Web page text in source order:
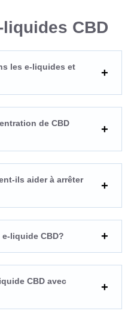
CBD
les e-liquides et
de CBD
ils aider à arrêter
liquide CBD?
CBD avec